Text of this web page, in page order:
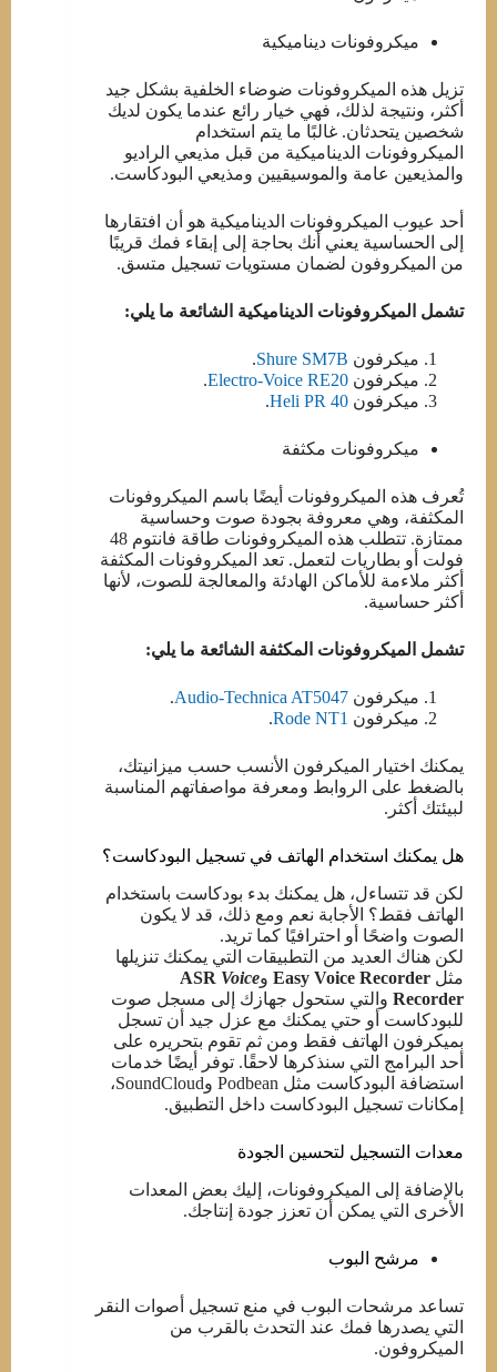
ميكروفونات ديناميكية
تزيل هذه الميكروفونات ضوضاء الخلفية بشكل جيد
أكثر، ونتيجة لذلك، فهي خيار رائع عندما يكون لديك
شخصين يتحدثان. غالبًا ما يتم استخدام
الميكروفونات الديناميكية من قبل مذيعي الراديو
والمذيعين عامة والموسيقيين ومذيعي البودكاست.
أحد عيوب الميكروفونات الديناميكية هو أن افتقارها
إلى الحساسية يعني أنك بحاجة إلى إبقاء فمك قريبًا
من الميكروفون لضمان مستويات تسجيل متسق.
تشمل الميكروفونات الديناميكية الشائعة ما يلي:
ميكرفون Shure SM7B
.
ميكرفون Electro-Voice RE20
.
ميكرفون Heli PR 40
.
ميكروفونات مكثفة
تُعرف هذه الميكروفونات أيضًا باسم الميكروفونات
المكثفة، وهي معروفة بجودة صوت وحساسية
ممتازة. تتطلب هذه الميكروفونات طاقة فانتوم 48
فولت أو بطاريات لتعمل. تعد الميكروفونات المكثفة
أكثر ملاءمة للأماكن الهادئة والمعالجة للصوت، لأنها
أكثر حساسية.
تشمل الميكروفونات المكثفة الشائعة ما يلي:
ميكرفون Audio-Technica AT5047
.
ميكرفون Rode NT1
.
يمكنك اختيار الميكرفون الأنسب حسب ميزانيتك،
بالضغط على الروابط ومعرفة مواصفاتهم المناسبة
لبيئتك أكثر.
هل يمكنك استخدام الهاتف في تسجيل البودكاست؟
لكن قد تتساءل، هل يمكنك بدء بودكاست باستخدام
الهاتف فقط؟ الأجابة نعم ومع ذلك، قد لا يكون
الصوت واضحًا أو احترافيًا كما تريد.
لكن هناك العديد من التطبيقات التي يمكنك تنزيلها
مثل Easy Voice Recorder و ASR Voice
Recorder والتي ستحول جهازك إلى مسجل صوت
للبودكاست أو حتي يمكنك مع عزل جيد أن تسجل
بميكرفون الهاتف فقط ومن ثم تقوم بتحريره على
أحد البرامج التي سنذكرها لاحقًا. توفر أيضًا خدمات
استضافة البودكاست مثل Podbean وSoundCloud،
إمكانات تسجيل البودكاست داخل التطبيق.
معدات التسجيل لتحسين الجودة
بالإضافة إلى الميكروفونات، إليك بعض المعدات
الأخرى التي يمكن أن تعزز جودة إنتاجك.
مرشح البوب ​
تساعد مرشحات البوب ​​في منع تسجيل أصوات النقر
التي يصدرها فمك عند التحدث بالقرب من
الميكروفون.